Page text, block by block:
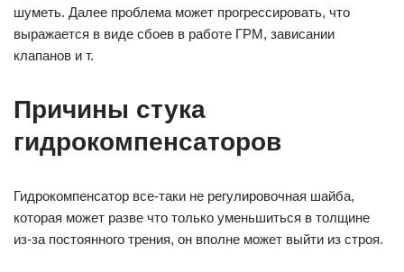
шуметь. Далее проблема может прогрессировать, что
выражается в виде сбоев в работе ГРМ, зависании
клапанов и т.
Причины стука
гидрокомпенсаторов
Гидрокомпенсатор все-таки не регулировочная шайба,
которая может разве что только уменьшиться в толщине
из-за постоянного трения, он вполне может выйти из строя.